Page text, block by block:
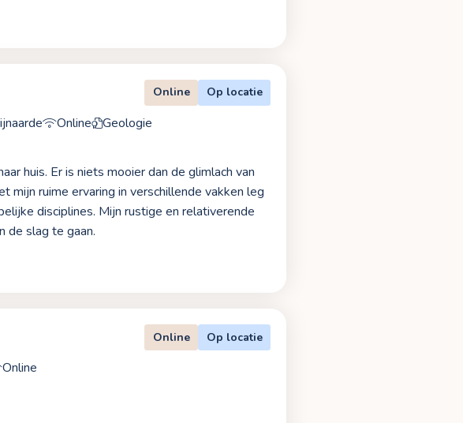
Online Op locatie
Online Geologie
huis. Er is niets mooier dan de glimlach van
ruime ervaring in verschillende vakken leg
disciplines. Mijn rustige en relativerende
de slag te gaan.
Online Op locatie
Online